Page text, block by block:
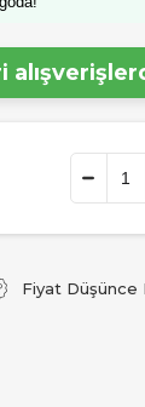
Fiyat Düşünce